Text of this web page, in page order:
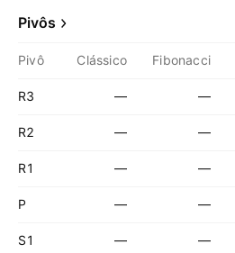
Pivôs
Pivô Clássico Fibonacci
R3 — —
R2 — —
R1 — —
P — —
S1 — —